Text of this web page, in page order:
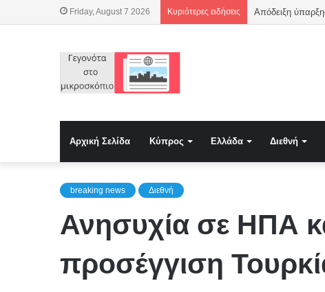
Friday, August 7 2026 Κυριότερες ειδήσεις
Αρχική Σελίδα Κύπρος Ελλάδα Διεθνή
breaking news Διεθνή
Ανησυχία σε ΗΠΑ
προσέγγιση